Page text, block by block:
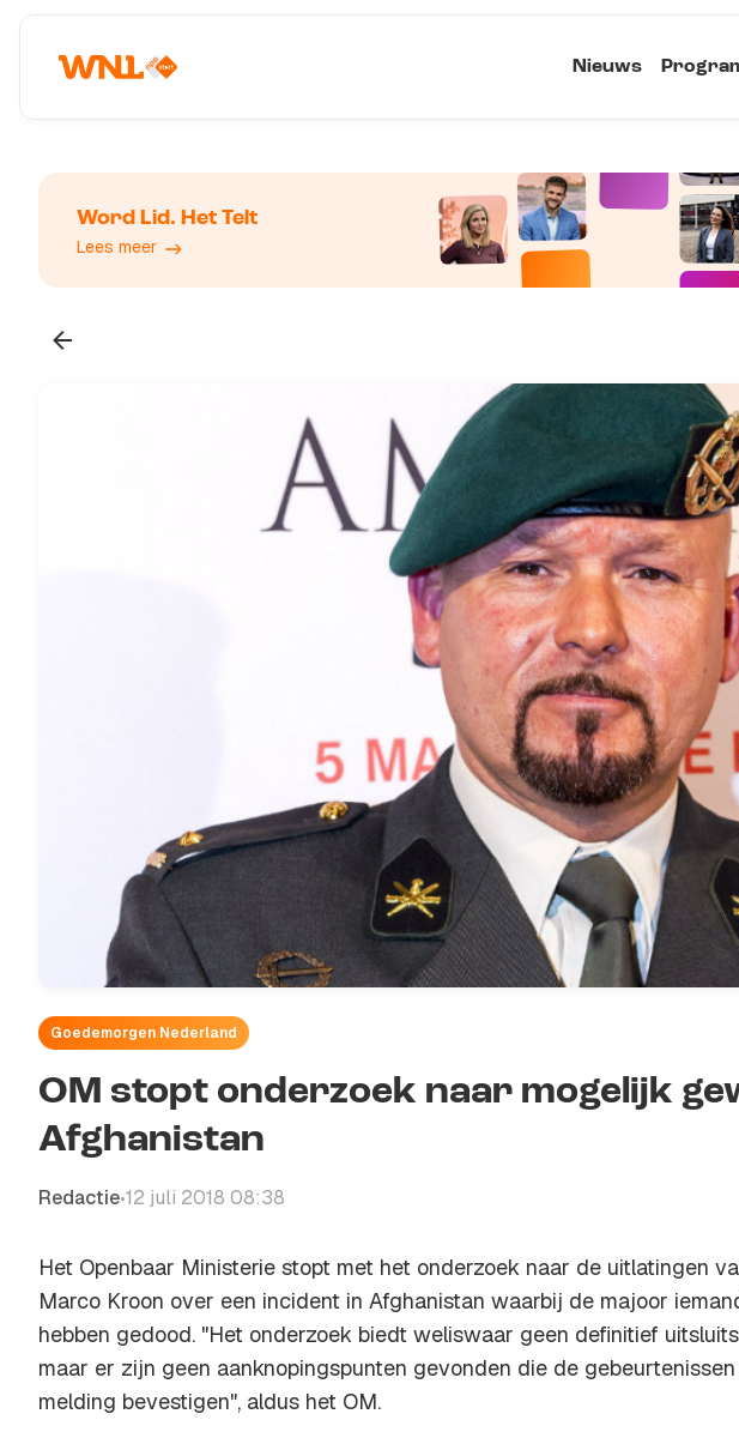
Nieuws
Word Lid. Het Telt
Lees meer
Goedemorgen Nederland
OM stopt onderzoek naar mogelijk
Afghanistan
Redactie•12 juli 2018 08:38
Het Openbaar Ministerie stopt met het onderzoek naar de uitlatingen
Marco Kroon over een incident in Afghanistan waarbij de majoor
hebben gedood. "Het onderzoek biedt weliswaar geen definitief
maar er zijn geen aanknopingspunten gevonden die de
melding bevestigen", aldus het OM.